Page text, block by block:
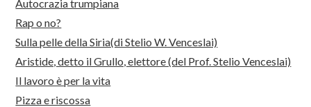
Autocrazia trumpiana
Rap o no?
Sulla pelle della Siria(di Stelio W. Venceslai)
Aristide, detto il Grullo, elettore (del Prof. Stelio Venceslai)
Il lavoro è per la vita
Pizza e riscossa